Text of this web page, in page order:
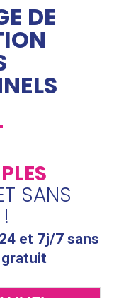
DE
SANS
et 7j/7 sans